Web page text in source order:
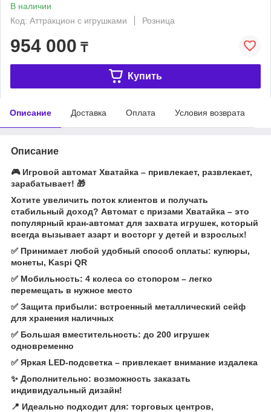
В наличии
Код: Аттракцион с игрушками
Розница
954 000 ₸
Купить
Описание Доставка Оплата Условия возврата
Описание
🎮 Игровой автомат Хватайка – привлекает, развлекает,
зарабатывает! 🎁
Хотите увеличить поток клиентов и получать
стабильный доход? Автомат с призами Хватайка – это
популярный кран-автомат для захвата игрушек, который
всегда вызывает азарт и восторг у детей и взрослых!
✅ Принимает любой удобный способ оплаты: купюры,
монеты, Kaspi QR
✅ Мобильность: 4 колеса со стопором – легко
перемещать в нужное место
✅ Защита прибыли: встроенный металлический сейф
для хранения наличных
✅ Большая вместительность: до 200 игрушек
одновременно
✅ Яркая LED-подсветка – привлекает внимание издалека
✨ Дополнительно: возможность заказать
индивидуальный дизайн!
📍 Идеально подходит для: торговых центров,